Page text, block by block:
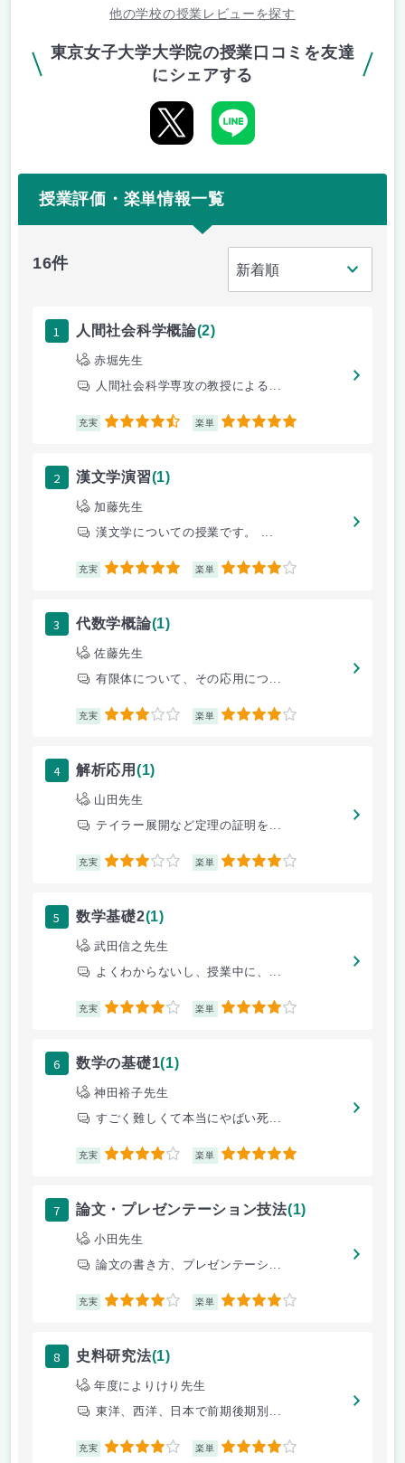
他の学校の授業レビューを探す
東京女子大学大学院の授業口コミを友達
にシェアする
授業評価・楽単情報一覧
16件
1 人間社会科学概論(2)
赤堀先生
人間社会科学専攻の教授による...
充実 4.5 楽単 5
2 漢文学演習(1)
加藤先生
漢文学についての授業です。 ...
充実 5 楽単 4
3 代数学概論(1)
佐藤先生
有限体について、その応用につ...
充実 3 楽単 4
4 解析応用 (1)
山田先生
テイラー展開など定理の証明を...
充実 3 楽単 4
5 数学基礎2(1)
武田信之先生
よくわからないし、授業中に、...
充実 4 楽単 4
6 数学の基礎1(1)
神田裕子先生
すごく難しくて本当にやばい死...
充実 4 楽単 5
7 論文・プレゼンテーション技法(1)
小田先生
論文の書き方、プレゼンテーシ...
充実 4 楽単 4
8 史料研究法(1)
年度によりけり先生
東洋、西洋、日本で前期後期別...
充実 4 楽単 4